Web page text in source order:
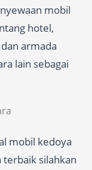
mobil
hotel,
armada
lain sebagai
mobil kedoya
silahkan